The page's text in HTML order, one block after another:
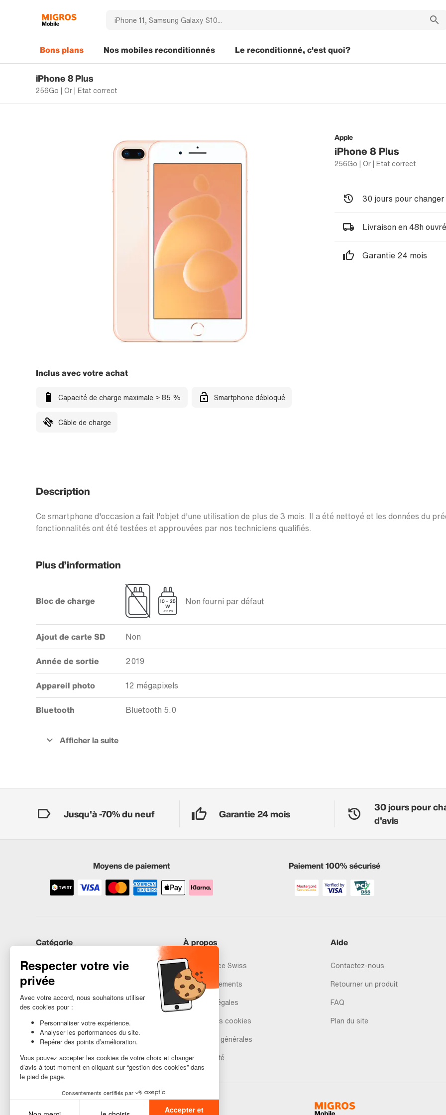
Bons plans Nos mobiles reconditionnés Le reconditionné, c'est quoi?
iPhone 8 Plus
256Go | Or | Etat correct
Apple
iPhone 8 Plus
256Go | Or | Etat correct
Inclus avec votre achat
Capacité de charge maximale > 85 % Smartphone débloqué
Câble de charge
30 jours pour
Livraison en 48h
Garantie 24 mois
Description
Ce smartphone d'occasion a fait l'objet d'une utilisation de plus de 3 mois. Il a été nettoyé et les données du
fonctionnalités ont été testées et approuvées par nos techniciens qualifiés.
Plus d’information
Bloc de charge Non fourni par défaut
Ajout de carte SD Non
Année de sortie 2019
Appareil photo 12 mégapixels
Bluetooth Bluetooth 5.0
Jusqu'à -70% du neuf Garantie 24 mois
30 jours pour
d'avis
Moyens de paiement Paiement 100% sécurisé
Catégorie
iPhones
Samsung
Huawei
Besoin d’aide ?
À propos
Recommerce Swiss
Nos engagements
Mentions légales
Gestion des cookies
Conditions générales
Accessibilité
Aide
Contactez-nous
Retourner un produit
FAQ
Plan du site